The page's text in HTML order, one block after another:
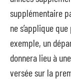
supplémentaire
ne s’applique
exemple, un
donnera lieu à
versée sur la